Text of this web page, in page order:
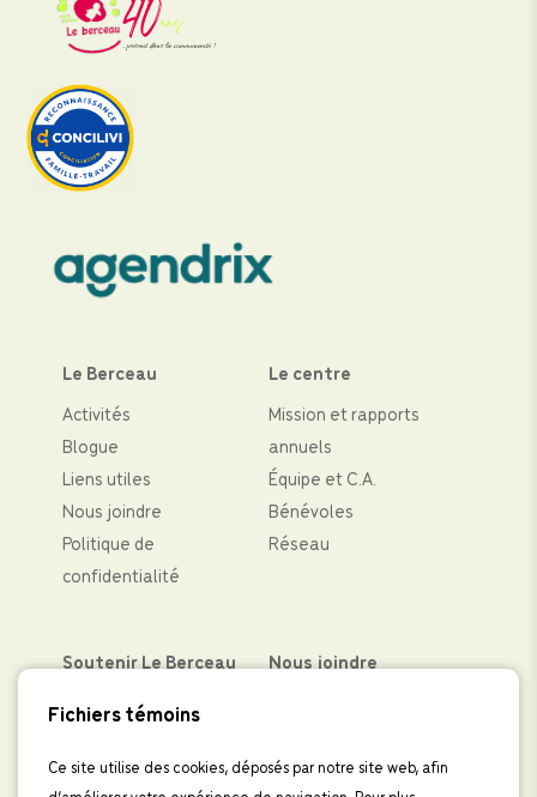
Le Berceau
Activités
Blogue
Liens utiles
Nous joindre
Politique de
confidentialité
Le centre
Mission et rapports
annuels
Équipe et C.A.
Bénévoles
Réseau
Soutenir Le Berceau
Partenaires financiers
Levées de fond
Nous joindre
LinkedIn
Fichiers témoins
Ce site utilise des cookies, déposés par notre site web, afin